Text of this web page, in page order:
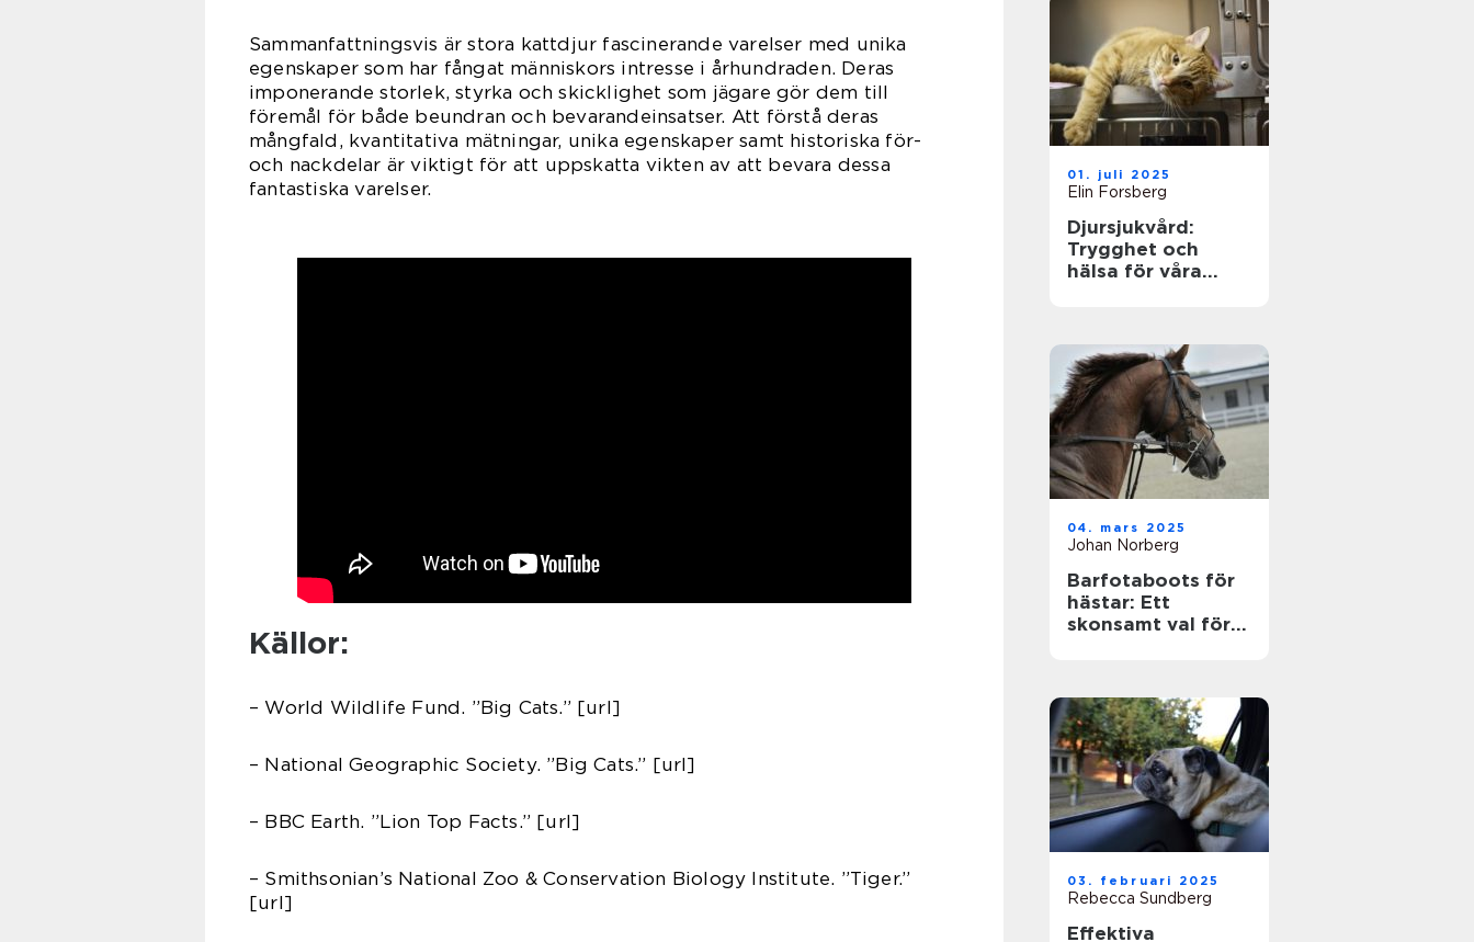
Sammanfattningsvis är stora kattdjur fascinerande varelser med unika
egenskaper som har fångat människors intresse i århundraden. Deras
imponerande storlek, styrka och skicklighet som jägare gör dem till
föremål för både beundran och bevarandeinsatser. Att förstå deras
mångfald, kvantitativa mätningar, unika egenskaper samt historiska för-
och nackdelar är viktigt för att uppskatta vikten av att bevara dessa
fantastiska varelser.
Källor:
– World Wildlife Fund. ”Big Cats.” [url]
– National Geographic Society. ”Big Cats.” [url]
– BBC Earth. ”Lion Top Facts.” [url]
– Smithsonian’s National Zoo & Conservation Biology Institute. ”Tiger.”
[url]
01. juli 2025
Elin Forsberg
Djursjukvård:
Trygghet och
hälsa för våra
04. mars 2025
Johan Norberg
Barfotaboots för
hästar: Ett
skonsamt val för
03. februari 2025
Rebecca Sundberg
Effektiva